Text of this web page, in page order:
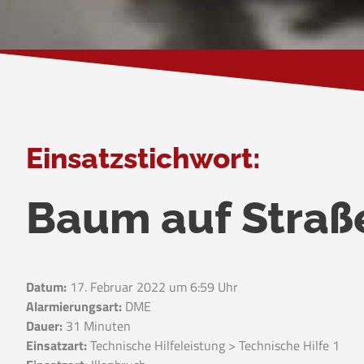
Einsatzstichwort:
Baum auf
Datum: 17. Februar 2022 um 6:59 Uhr
Alarmierungsart: DME
Dauer: 31 Minuten
Einsatzart:Technische Hilfeleistung > Technische Hilfe 1